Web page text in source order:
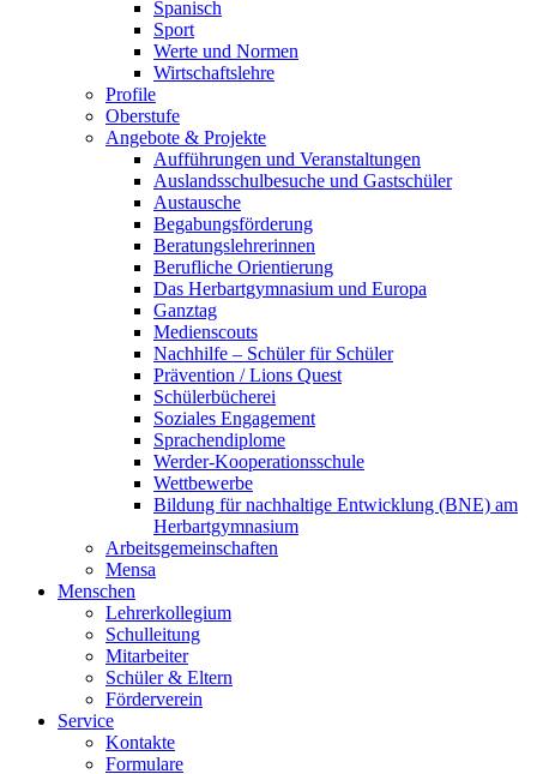
Spanisch
Sport
Werte und Normen
Wirtschaftslehre
Profile
Oberstufe
Angebote & Projekte
Aufführungen und Veranstaltungen
Auslandsschulbesuche und Gastschüler
Austausche
Begabungsförderung
Beratungslehrerinnen
Berufliche Orientierung
Das Herbartgymnasium und Europa
Ganztag
Medienscouts
Nachhilfe – Schüler für Schüler
Prävention / Lions Quest
Schülerbücherei
Soziales Engagement
Sprachendiplome
Werder-Kooperationsschule
Wettbewerbe
Bildung für nachhaltige Entwicklung (BNE) am
Herbartgymnasium
Arbeitsgemeinschaften
Mensa
Menschen
Lehrerkollegium
Schulleitung
Mitarbeiter
Schüler & Eltern
Förderverein
Service
Kontakte
Formulare